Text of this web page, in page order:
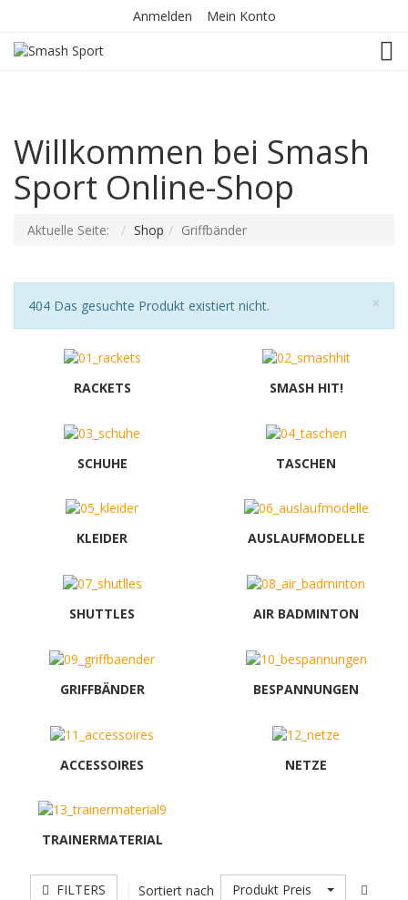
Anmelden
Mein Konto
Willkommen bei Smash
Sport Online-Shop
Aktuelle Seite: Shop Griffbänder
×
Hinweis
404 Das gesuchte Produkt existiert nicht.
RACKETS SMASH HIT!
SCHUHE TASCHEN
KLEIDER AUSLAUFMODELLE
SHUTTLES AIR BADMINTON
GRIFFBÄNDER BESPANNUNGEN
ACCESSOIRES NETZE
TRAINERMATERIAL
FILTERS Sortiert nach Produkt Preis